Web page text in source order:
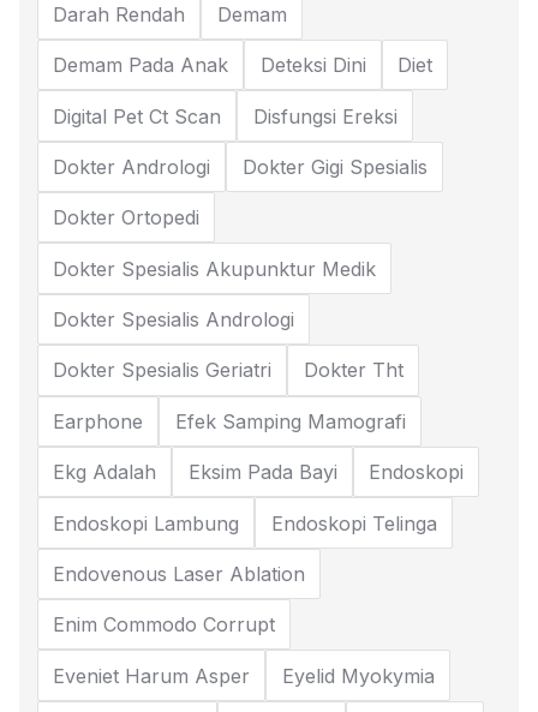
Darah Rendah Demam
Demam Pada Anak Deteksi Dini Diet
Digital Pet Ct Scan Disfungsi Ereksi
Dokter Andrologi Dokter Gigi Spesialis
Dokter Ortopedi
Dokter Spesialis Akupunktur Medik
Dokter Spesialis Andrologi
Dokter Spesialis Geriatri Dokter Tht
Earphone Efek Samping Mamografi
Ekg Adalah Eksim Pada Bayi Endoskopi
Endoskopi Lambung Endoskopi Telinga
Endovenous Laser Ablation
Enim Commodo Corrupt
Eveniet Harum Asper Eyelid Myokymia